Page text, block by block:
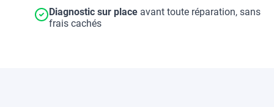
Diagnostic sur place avant toute réparation, sans
frais cachés